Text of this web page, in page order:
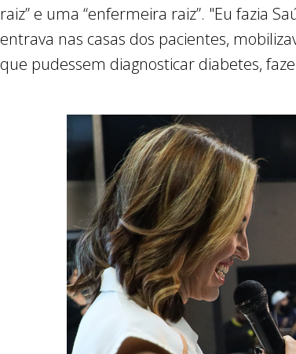
raiz” e uma “enfermeira raiz”. "Eu fazia
entrava nas casas dos pacientes,
que pudessem diagnosticar diabetes,